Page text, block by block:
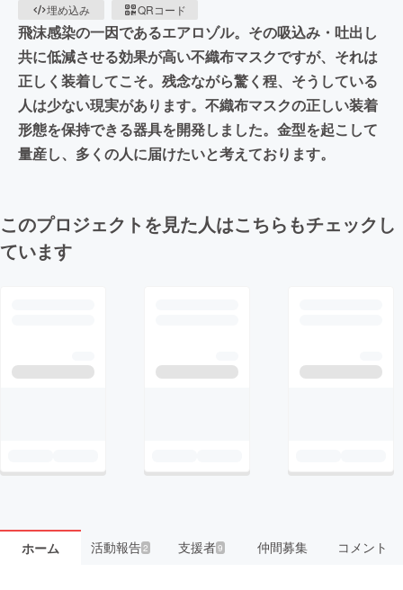
埋め込み
QRコード
飛沫感染の一因であるエアロゾル。その吸込み・吐出し
共に低減させる効果が高い不織布マスクですが、それは
正しく装着してこそ。残念ながら驚く程、そうしている
人は少ない現実があります。不織布マスクの正しい装着
形態を保持できる器具を開発しました。金型を起こして
量産し、多くの人に届けたいと考えております。
このプロジェクトを見た人はこちらもチェックし
ています
ホーム 活動報告2 支援者9 仲間募集 コメント